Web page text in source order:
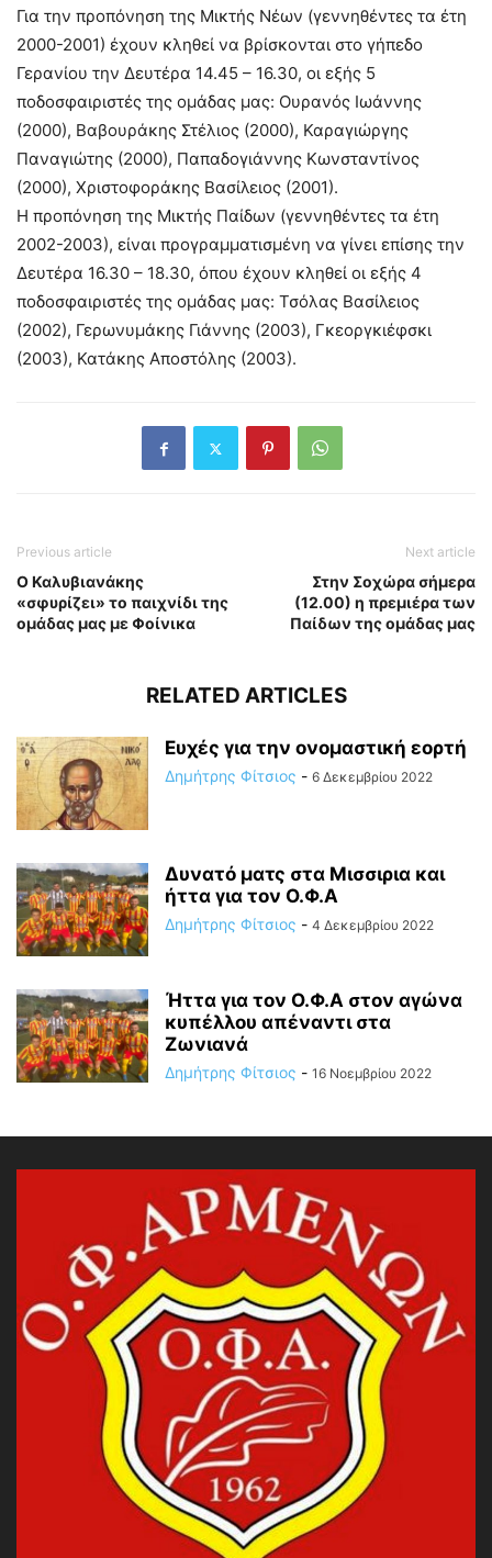
Για την προπόνηση της Μικτής Νέων (γεννηθέντες τα έτη
2000-2001) έχουν κληθεί να βρίσκονται στο γήπεδο
Γερανίου την Δευτέρα 14.45 – 16.30, οι εξής 5
ποδοσφαιριστές της ομάδας μας: Ουρανός Ιωάννης
(2000), Βαβουράκης Στέλιος (2000), Καραγιώργης
Παναγιώτης (2000), Παπαδογιάννης Κωνσταντίνος
(2000), Χριστοφοράκης Βασίλειος (2001).
Η προπόνηση της Μικτής Παίδων (γεννηθέντες τα έτη
2002-2003), είναι προγραμματισμένη να γίνει επίσης την
Δευτέρα 16.30 – 18.30, όπου έχουν κληθεί οι εξής 4
ποδοσφαιριστές της ομάδας μας: Τσόλας Βασίλειος
(2002), Γερωνυμάκης Γιάννης (2003), Γκεοργκιέφσκι
(2003), Κατάκης Αποστόλης (2003).
Previous article
Ο Καλυβιανάκης
«σφυρίζει» το παιχνίδι της
ομάδας μας με Φοίνικα
Next article
Στην Σοχώρα σήμερα
(12.00) η πρεμιέρα των
Παίδων της ομάδας μας
RELATED ARTICLES
Ευχές για την ονομαστική εορτή
Δημήτρης Φίτσιος - 6 Δεκεμβρίου 2022
Δυνατό ματς στα Μισσιρια και
ήττα για τον Ο.Φ.Α
Δημήτρης Φίτσιος - 4 Δεκεμβρίου 2022
Ήττα για τον Ο.Φ.Α στον αγώνα
κυπέλλου απέναντι στα
Ζωνιανά
Δημήτρης Φίτσιος - 16 Νοεμβρίου 2022